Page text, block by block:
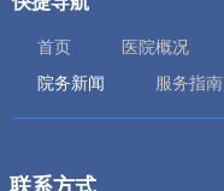
首页 医院概况
院务新闻
服务指南
联系方式